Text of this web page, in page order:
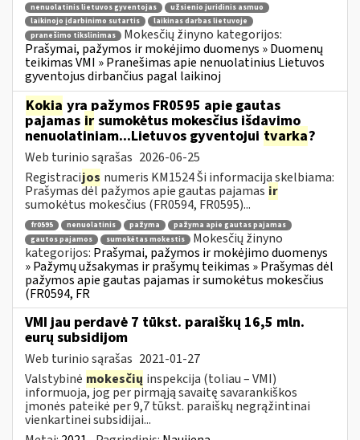
nenuolatinis lietuvos gyventojas
užsienio juridinis asmuo
laikinojo įdarbinimo sutartis
laikinas darbas lietuvoje
pranešimo tikslinimas
Mokesčių žinyno kategorijos:
Prašymai, pažymos ir mokėjimo duomenys » Duomenų
teikimas VMI » Pranešimas apie nenuolatinius Lietuvos
gyventojus dirbančius pagal laikinoj
Kokia yra pažymos FR0595 apie gautas
pajamas ir sumokėtus mokesčius išdavimo
nenuolatiniam...Lietuvos gyventojui tvarka?
Web turinio sąrašas 2026-06-25
Registracijos numeris KM1524 Ši informacija skelbiama:
Prašymas dėl pažymos apie gautas pajamas ir
sumokėtus mokesčius (FR0594, FR0595)...
fr0595 nenuolatinis pažyma
pažyma apie gautas pajamas
gautos pajamos
sumokėtas mokestis
Mokesčių žinyno
kategorijos: Prašymai, pažymos ir mokėjimo duomenys
» Pažymų užsakymas ir prašymų teikimas » Prašymas dėl
pažymos apie gautas pajamas ir sumokėtus mokesčius
(FR0594, FR
VMI jau perdavė 7 tūkst. paraiškų 16,5 mln.
eurų subsidijom
Web turinio sąrašas 2021-01-27
Valstybinė mokesčių inspekcija (toliau – VMI)
informuoja, jog per pirmąją savaitę savarankiškos
įmonės pateikė per 9,7 tūkst. paraiškų negrąžintinai
vienkartinei subsidijai...